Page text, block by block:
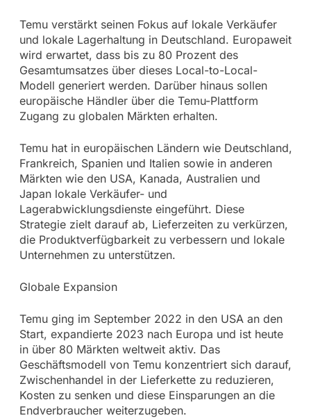
Temu verstärkt seinen Fokus auf lokale Verkäufer
und lokale Lagerhaltung in Deutschland. Europaweit
wird erwartet, dass bis zu 80 Prozent des
Gesamtumsatzes über dieses Local-to-Local-
Modell generiert werden. Darüber hinaus sollen
europäische Händler über die Temu-Plattform
Zugang zu globalen Märkten erhalten.
Temu hat in europäischen Ländern wie Deutschland,
Frankreich, Spanien und Italien sowie in anderen
Märkten wie den USA, Kanada, Australien und
Japan lokale Verkäufer- und
Lagerabwicklungsdienste eingeführt. Diese
Strategie zielt darauf ab, Lieferzeiten zu verkürzen,
die Produktverfügbarkeit zu verbessern und lokale
Unternehmen zu unterstützen.
Globale Expansion
Temu ging im September 2022 in den USA an den
Start, expandierte 2023 nach Europa und ist heute
in über 80 Märkten weltweit aktiv. Das
Geschäftsmodell von Temu konzentriert sich darauf,
Zwischenhandel in der Lieferkette zu reduzieren,
Kosten zu senken und diese Einsparungen an die
Endverbraucher weiterzugeben.